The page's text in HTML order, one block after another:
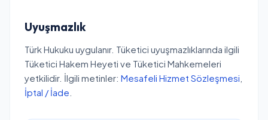
Uyuşmazlık
Türk Hukuku uygulanır. Tüketici uyuşmazlıklarında ilgili
Tüketici Hakem Heyeti ve Tüketici Mahkemeleri
yetkilidir. İlgili metinler: Mesafeli Hizmet Sözleşmesi
İptal / İade